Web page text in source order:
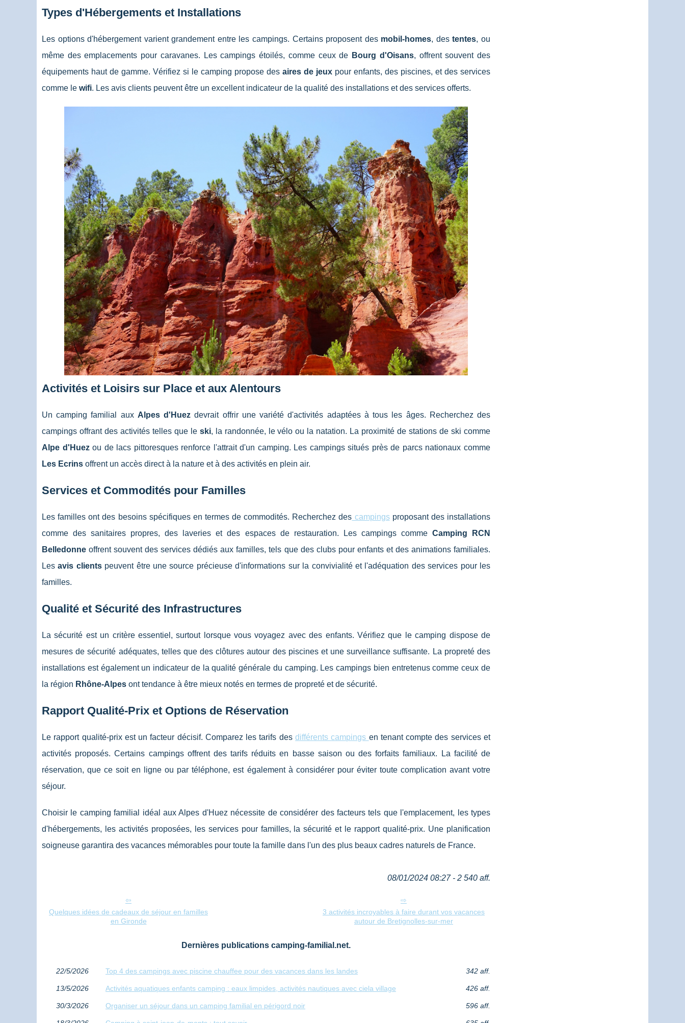
Types d'Hébergements et Installations
Les options d'hébergement varient grandement entre les campings. Certains proposent des mobil-homes, destentes, ou
même des emplacements pour caravanes. Les campings étoilés, comme ceux de Bourg d'Oisans, offrent souvent des
équipements haut de gamme. Vérifiez si le camping propose des aires de jeux pour enfants, des piscines, et des services
comme le wifi. Les avis clients peuvent être un excellent indicateur de la qualité des installations et des services offerts.
Activités et Loisirs sur Place et aux Alentours
Un camping familial aux Alpes d'Huez devrait offrir une variété d'activités adaptées à tous les âges. Recherchez des
campings offrant des activités telles que le ski, la randonnée, le vélo ou la natation. La proximité de stations de ski comme
Alpe d'Huezou de lacs pittoresques renforce l'attrait d'un camping. Les campings situés près de parcs nationaux comme
Les Ecrins offrent un accès direct à la nature et à des activités en plein air.
Services et Commodités pour Familles
Les familles ont des besoins spécifiques en termes de commodités. Recherchez des campingsproposant des installations
comme des sanitaires propres, des laveries et des espaces de restauration. Les campings comme Camping RCN
Belledonne offrent souvent des services dédiés aux familles, tels que des clubs pour enfants et des animations familiales.
Lesavis clientspeuvent être une source précieuse d'informations sur la convivialité et l'adéquation des services pour les
familles.
Qualité et Sécurité des Infrastructures
La sécurité est un critère essentiel, surtout lorsque vous voyagez avec des enfants. Vérifiez que le camping dispose de
mesures de sécurité adéquates, telles que des clôtures autour des piscines et une surveillance suffisante. La propreté des
installations est également un indicateur de la qualité générale du camping. Les campings bien entretenus comme ceux de
la région Rhône-Alpes ont tendance à être mieux notés en termes de propreté et de sécurité.
Rapport Qualité-Prix et Options de Réservation
Le rapport qualité-prix est un facteur décisif. Comparez les tarifs desdifférents campings en tenant compte des services et
activités proposés. Certains campings offrent des tarifs réduits en basse saison ou des forfaits familiaux. La facilité de
réservation, que ce soit en ligne ou par téléphone, est également à considérer pour éviter toute complication avant votre
séjour.
Choisir le camping familial idéal aux Alpes d'Huez nécessite de considérer des facteurs tels que l'emplacement, les types
d'hébergements, les activités proposées, les services pour familles, la sécurité et le rapport qualité-prix. Une planification
soigneuse garantira des vacances mémorables pour toute la famille dans l'un des plus beaux cadres naturels de France.
08/01/2024 08:27 - 2 540 aff.
Quelques idées de cadeaux de séjour en familles
en Gironde
3 activités incroyables à faire durant vos vacances
autour de Bretignolles-sur-mer
Dernières publications camping-familial.net.
22/5/2026 Top 4 des campings avec piscine chauffee pour des vacances dans les landes 342 aff.
13/5/2026 Activités aquatiques enfants camping : eaux limpides, activités nautiques avec ciela village 426 aff.
30/3/2026 Organiser un séjour dans un camping familial en périgord noir 596 aff.